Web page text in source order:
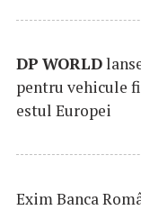
DP WORLD
pentru vehicule
estul Europei
Exim Banca